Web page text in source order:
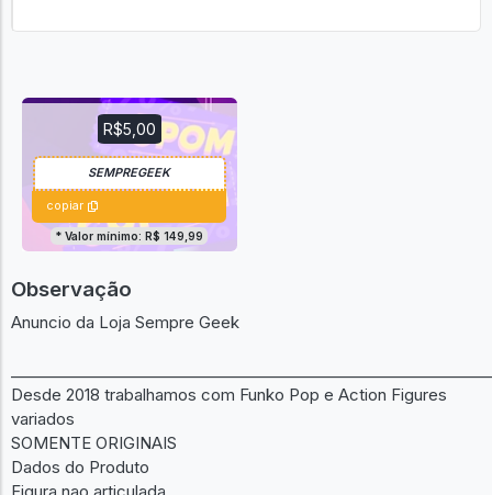
R$5,00
copiar
* Valor mínimo: R$ 149,99
Observação
Anuncio da Loja Sempre Geek
Desde 2018 trabalhamos com Funko Pop e Action Figures
variados
SOMENTE ORIGINAIS
Dados do Produto